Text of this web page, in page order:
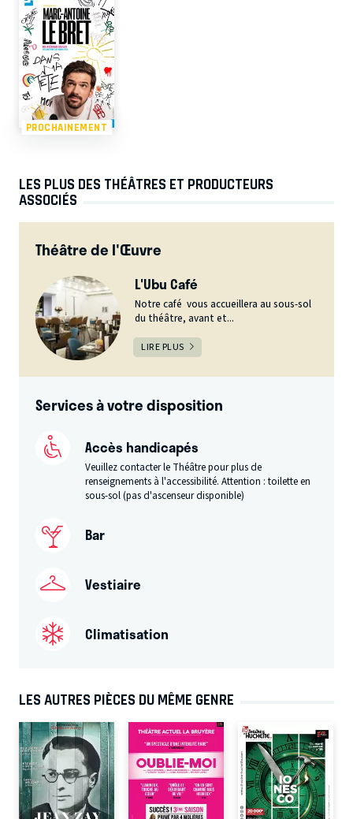
PROCHAINEMENT
LES PLUS DES THÉÂTRES ET PRODUCTEURS
ASSOCIÉS
Théâtre de l'Œuvre
L'Ubu Café
Notre café vous accueillera au sous-sol
du théâtre, avant et...
LIRE PLUS
Services à votre disposition
Accès handicapés
Veuillez contacter le Théâtre pour plus de
renseignements à l'accessibilité. Attention : toilette en
sous-sol (pas d'ascenseur disponible)
Bar
Vestiaire
Climatisation
LES AUTRES PIÈCES DU MÊME GENRE